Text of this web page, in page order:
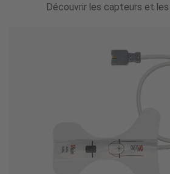
Découvrir les capteurs et